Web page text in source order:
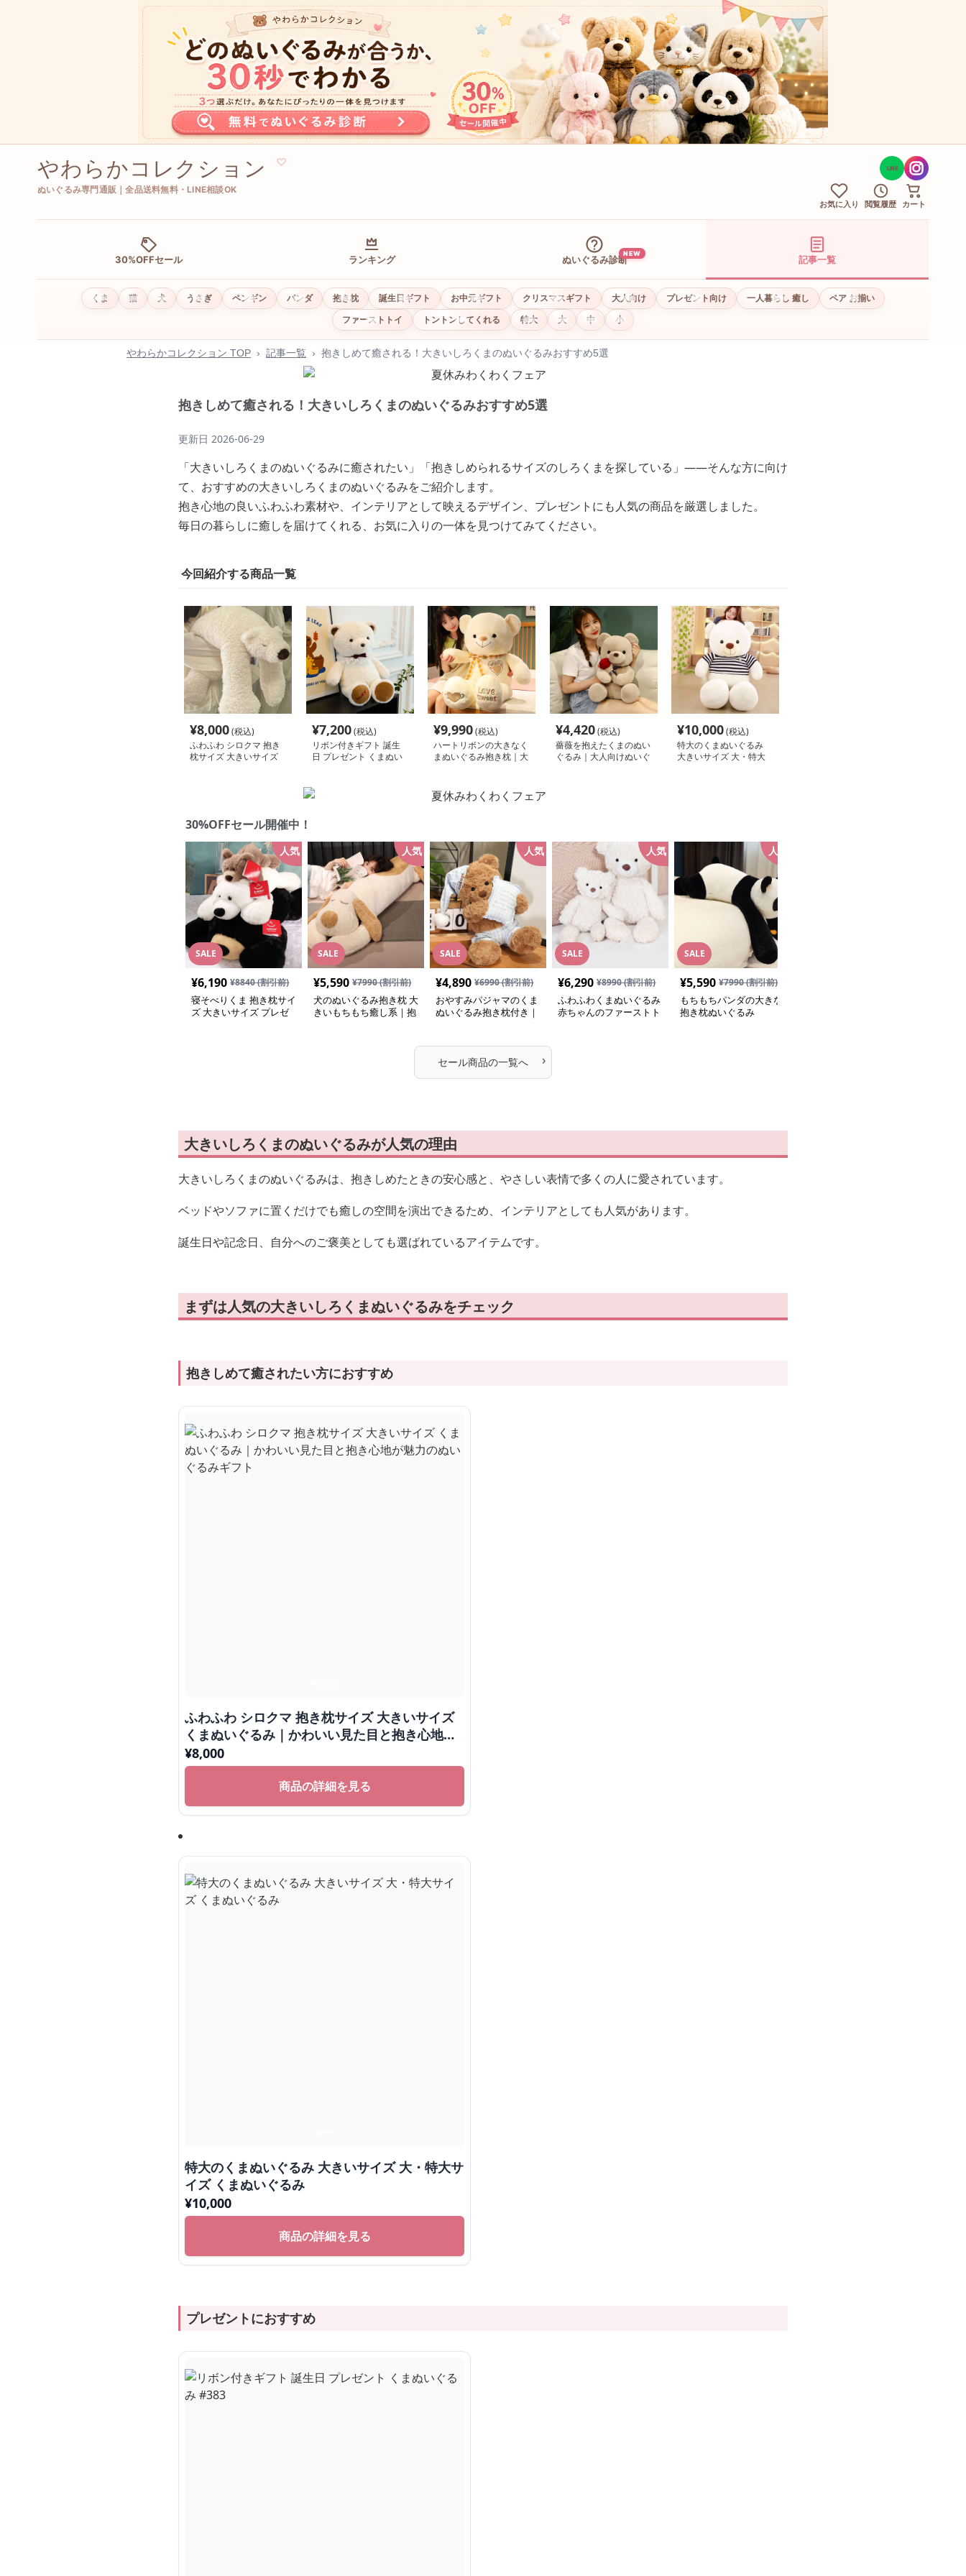
やわらかコレクション ♡
ぬいぐるみ専門通販｜全品送料無料・LINE相談OK
LINE
お気に入り 閲覧履歴 カート
30%OFFセール ランキング ぬいぐるみ診断
NEW
記事一覧
くま 猫 犬 うさぎ ペンギン パンダ 抱き枕 誕生日ギフト お中元ギフト クリスマスギフト 大人向け プレゼント向け 一人暮らし 癒し
ペア お揃い
ファーストトイ
トントンしてくれる 特大 大 中 小
やわらかコレクション TOP › 記事一覧 › 抱きしめて癒される！大きいしろくまのぬいぐるみおすすめ5選
抱きしめて癒される！大きいしろくまのぬいぐるみおすすめ5選
更新日 2026-06-29
「大きいしろくまのぬいぐるみに癒されたい」「抱きしめられるサイズのしろくまを探している」——そんな方に向け
て、おすすめの大きいしろくまのぬいぐるみをご紹介します。
抱き心地の良いふわふわ素材や、インテリアとして映えるデザイン、プレゼントにも人気の商品を厳選しました。
毎日の暮らしに癒しを届けてくれる、お気に入りの一体を見つけてみてください。
今回紹介する商品一覧
¥8,000(税込)
ふわふわ シロクマ 抱き
枕サイズ 大きいサイズ
¥7,200(税込)
リボン付きギフト 誕生
日 プレゼント くまぬい
¥9,990(税込)
ハートリボンの大きなく
まぬいぐるみ抱き枕｜大
トに人気
¥4,420(税込)
薔薇を抱えたくまのぬい
ぐるみ｜大人向けぬいぐ
¥10,000(税込)
特大のくまぬいぐるみ
大きいサイズ 大・特大
30%OFFセール開催中！
SALE
人気
¥6,190 ¥8840(割引前)
寝そべりくま 抱き枕サイ
ズ 大きいサイズ プレゼ
SALE
人気
¥5,590 ¥7990(割引前)
犬のぬいぐるみ抱き枕 大
きいもちもち癒し系｜抱
SALE
人気
¥4,890 ¥6990(割引前)
おやすみパジャマのくま
ぬいぐるみ抱き枕付き｜
ギフト
SALE
人気
¥6,290 ¥8990(割引前)
ふわふわくまぬいぐるみ
赤ちゃんのファーストト
SALE
人気
¥5,590 ¥7990(割引前)
もちもちパンダの大きな
抱き枕ぬいぐるみ
セール商品の一覧へ ›
大きいしろくまのぬいぐるみが人気の理由
大きいしろくまのぬいぐるみは、抱きしめたときの安心感と、やさしい表情で多くの人に愛されています。
ベッドやソファに置くだけでも癒しの空間を演出できるため、インテリアとしても人気があります。
誕生日や記念日、自分へのご褒美としても選ばれているアイテムです。
まずは人気の大きいしろくまぬいぐるみをチェック
抱きしめて癒されたい方におすすめ
ふわふわ シロクマ 抱き枕サイズ 大きいサイズ
くまぬいぐるみ｜かわいい見た目と抱き心地が
魅力のぬいぐるみギフト
¥8,000
商品の詳細を見る
特大のくまぬいぐるみ 大きいサイズ 大・特大サ
イズ くまぬいぐるみ
¥10,000
商品の詳細を見る
プレゼントにおすすめ